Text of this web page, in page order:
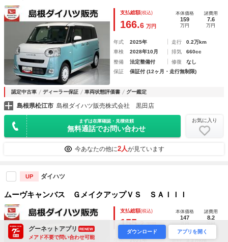
支払総額(税込)
166.6 万円
本体価格
159
万円
諸費用
7.6
万円
年式 2025年 走行
0.2万km
車検
2028年10月 排気
660cc
整備
法定整備付 修復
なし
保証
保証付 (12ヶ月・走行無制限)
認定中古車 ディーラー保証 車両状態評価書 グー鑑定
島根県松江市 島根ダイハツ販売株式会社 黒田店
まずは在庫確認・見積依頼
無料通話でお問い合わせ
お気に入り
今あなたの他に2人が見ています
UP ダイハツ
ムーヴキャンバス ＧメイクアップＶＳ ＳＡＩＩＩ
支払総額(税込)
155.2万円
本体価格
147
万円
諸費用
8.2
万円
年式 2021年 走行 3.3万km
グーネットアプリ RENEW
メアド不要で問い合わせ可能
ダウンロード アプリを開く